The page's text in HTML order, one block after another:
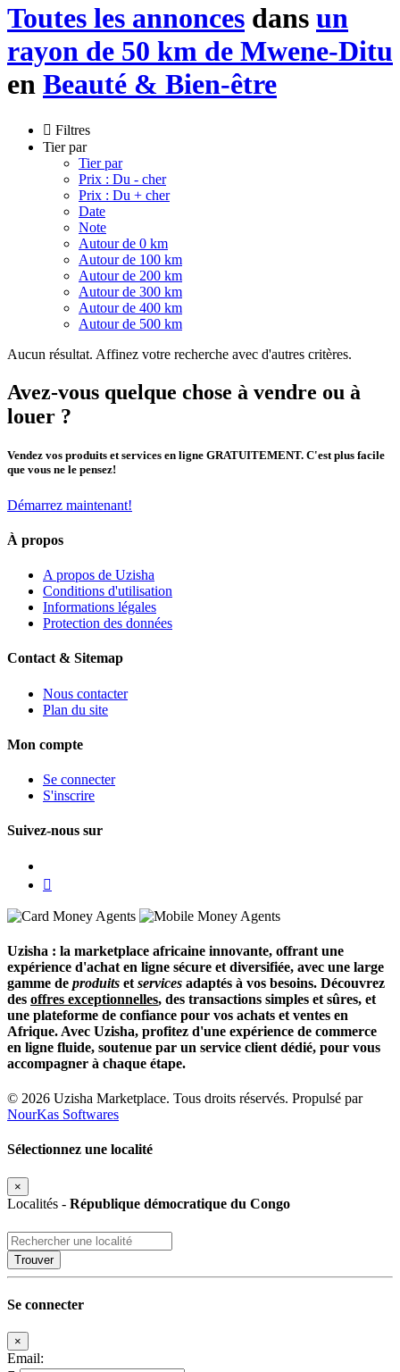
Toutes les annonces dans un
rayon de 50 km de Mwene-Ditu
en Beauté & Bien-être
Filtres
Tier par
Tier par
Prix : Du - cher
Prix : Du + cher
Date
Note
Autour de 0 km
Autour de 100 km
Autour de 200 km
Autour de 300 km
Autour de 400 km
Autour de 500 km
Aucun résultat. Affinez votre recherche avec d'autres critères.
Avez-vous quelque chose à vendre ou à
louer ?
Vendez vos produits et services en ligne GRATUITEMENT. C'est plus facile
que vous ne le pensez!
Démarrez maintenant!
À propos
A propos de Uzisha
Conditions d'utilisation
Informations légales
Protection des données
Contact & Sitemap
Nous contacter
Plan du site
Mon compte
Se connecter
S'inscrire
Suivez-nous sur
Uzisha : la marketplace africaine innovante, offrant une
expérience d'achat en ligne sécure et diversifiée, avec une large
gamme de produits et services adaptés à vos besoins. Découvrez
des offres exceptionnelles, des transactions simples et sûres, et
une plateforme de confiance pour vos achats et ventes en
Afrique. Avec Uzisha, profitez d'une expérience de commerce
en ligne fluide, soutenue par un service client dédié, pour vous
accompagner à chaque étape.
© 2026 Uzisha Marketplace. Tous droits réservés. Propulsé par
NourKas Softwares
Sélectionnez une localité
×
Fermer
Localités - République démocratique du Congo
Trouver
Se connecter
×
Fermer
Email: